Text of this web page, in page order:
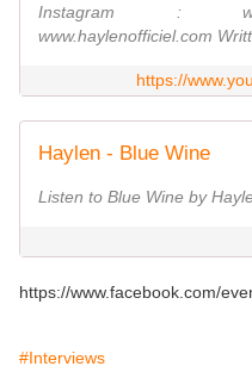
Instagram :
www.haylenofficiel.com
https://
Haylen - Blue Wine
Listen to Blue Wine by
https://www.facebook.com/
#Interviews